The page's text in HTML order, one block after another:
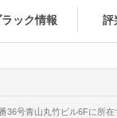
ラック情報 評
36号青山丸竹ビル6Fに所